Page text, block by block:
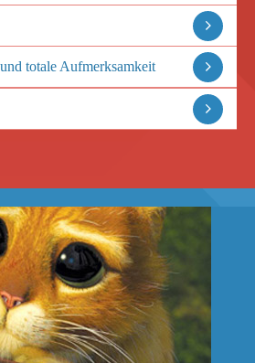
totale Aufmerksamkeit